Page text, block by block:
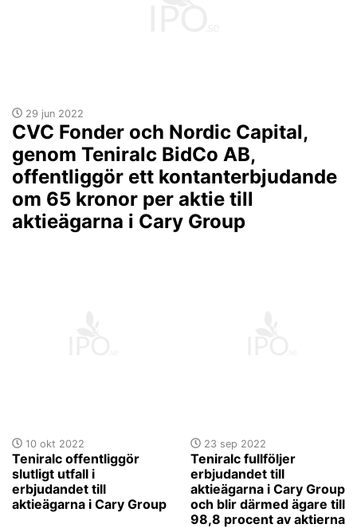
29 jun 2022
CVC Fonder och Nordic Capital,
genom Teniralc BidCo AB,
offentliggör ett kontanterbjudande
om 65 kronor per aktie till
aktieägarna i Cary Group
10 okt 2022
Teniralc offentliggör
slutligt utfall i
erbjudandet till
aktieägarna i Cary Group
23 sep 2022
Teniralc fullföljer
erbjudandet till
aktieägarna i Cary Group
och blir därmed ägare till
98,8 procent av aktierna